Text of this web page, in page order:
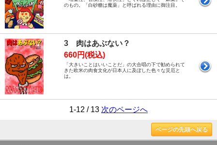
のもの。「白砂糖は魔薬」と呼ばれる理由に御注目。
3 肉はあぶない？
660円(税込)
「大きいことはいいことだ」の大合唱の下で勧められて
きた欧米の肉食文化が日本人に及ぼした色々な災厄と
は。
1-12 / 13 次のページへ
ページの先頭へ戻る